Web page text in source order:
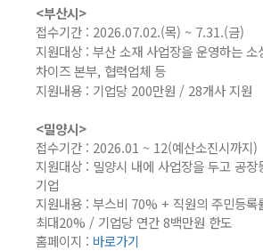
<부산시>
접수기간 : 2026.07.02.(목) ~ 7.31.(금)
지원대상 : 부산 소재 사업장을 운영하는 소
차이즈 본부, 협력업체 등
지원내용 : 기업당 200만원 / 28개사 지원
<밀양시>
접수기간 : 2026.01 ~ 12(예산소진시까지)
지원대상 : 밀양시 내에 사업장을 두고 공장
기업
지원내용 : 부스비 70% + 직원의 주민등록
최대20% / 기업당 연간 8백만원 한도
홈페이지 : 바로가기